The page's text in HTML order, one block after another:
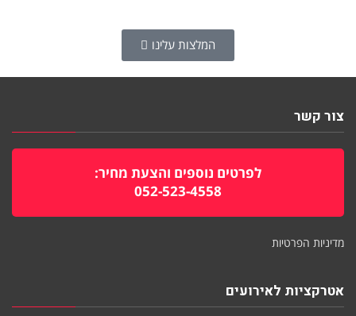
המלצות עלינו
צור קשר
לפרטים נוספים והצעת מחיר:
052-523-4558
מדיניות הפרטיות
אטרקציות לאירועים